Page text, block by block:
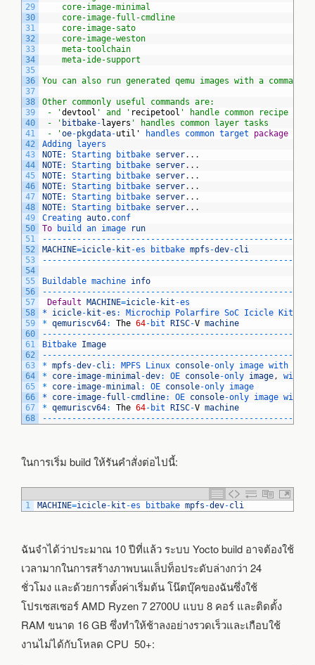
29
30
31
32
33
34
35
36
37
38
39
40
41
42
43
44
45
46
47
48
49
50
51
52
53
54
55
56
57
58
59
60
61
62
63
64
65
66
67
68
core-image-minimal
core-image-full-cmdline
core-image-sato
core-image-weston
meta-toolchain
meta-ide-support
You can also run generated qemu images with a
Other commonly useful commands are:
- 'devtool ' and ' recipetool ' handle common recipe
- ' bitbake- layers ' handles common layer tasks
- 'oe-pkgdata-util ' handles common target package
Adding
layers
NOTE: Starting bitbake server. . .
NOTE: Starting bitbake server. . .
NOTE: Starting bitbake server. . .
NOTE: Starting bitbake server. . .
NOTE: Starting bitbake server. . .
NOTE: Starting bitbake server. . .
Creating auto. conf
To
build an image
run
-- -- -- -- -- -- -- -- -- -- -- -- -- -- -- -- -- -- -- -- -- -- -- -- -- -
MACHINE=icicle- kit -es bitbake mpfs -dev-cli
-- -- -- -- -- -- -- -- -- -- -- -- -- -- -- -- -- -- -- -- -- -- -- -- -- -
Buildable machine info
-- -- -- -- -- -- -- -- -- -- -- -- -- -- -- -- -- -- -- -- -- -- -- -- -- -
Default
MACHINE=icicle- kit -es
*
icicle- kit -es : Microchip Polarfire SoC Icicle Kit
* qemuriscv64: The 64- bit RISC-V machine
-- -- -- -- -- -- -- -- -- -- -- -- -- -- -- -- -- -- -- -- -- -- -- -- -- -
Bitbake Image
-- -- -- -- -- -- -- -- -- -- -- -- -- -- -- -- -- -- -- -- -- -- -- -- -- -
* mpfs -dev-cli: MPFS Linux console-only image with
*
core-image-minimal -dev: OE console-only image, with
*
core-image-minimal : OE console-only image
*
core-image-full -cmdline: OE console-only image with
* qemuriscv64: The 64- bit RISC-V machine
-- -- -- -- -- -- -- -- -- -- -- -- -- -- -- -- -- -- -- -- -- -- -- -- -- -
ในการเริ่ม build ให้รันคำสั่งต่อไปนี้:
1 MACHINE=icicle- kit -es bitbake mpfs -dev-cli
ฉันจำได้ว่าประมาณ 10 ปีที่แล้ว ระบบ Yocto build อาจต้องใช้
เวลามากในการสร้างภาพบนแล็ปท็อประดับล่างกว่า 24
ชั่วโมง และด้วยการตั้งค่าเริ่มต้น โน๊ตบุ๊คของฉันซึ่งใช้
โปรเซสเซอร์ AMD Ryzen 7 2700U แบบ 8 คอร์ และติดตั้ง
RAM ขนาด 16 GB ซึ่งทำให้ช้าลงอย่างรวดเร็วและเกือบใช้
งานไม่ได้กับโหลด CPU 50+: